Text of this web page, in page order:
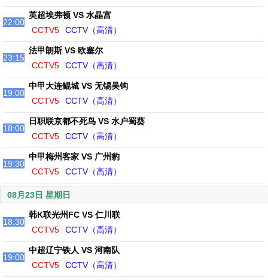
22:00
英超埃弗顿 VS 水晶宫
CCTV5
CCTV（高清）
23:15
法甲朗斯 VS 欧塞尔
CCTV5
CCTV（高清）
19:00
中甲大连鲲城 VS 无锡吴钩
CCTV5
CCTV（高清）
18:00
日职联京都不死鸟 VS 水户蜀葵
CCTV5
CCTV（高清）
19:30
中甲梅州客家 VS 广州豹
CCTV5
CCTV（高清）
08月23日 星期日
18:30
韩K联光州FC VS 仁川联
CCTV5
CCTV（高清）
19:00
中超辽宁铁人 VS 河南队
CCTV5
CCTV（高清）